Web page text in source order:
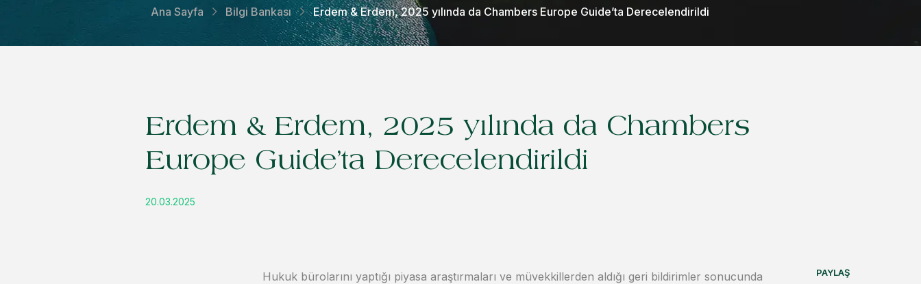
Ana Sayfa Bilgi Bankası Erdem & Erdem, 2025 yılında da Chambers Europe Guide’ta Derecelendirildi
Erdem & Erdem, 2025 yılında da Chambers
Europe Guide’ta Derecelendirildi
20.03.2025
Hukuk bürolarını yaptığı piyasa araştırmaları ve müvekkillerden aldığı geri bildirimler sonucunda
PAYLAŞ